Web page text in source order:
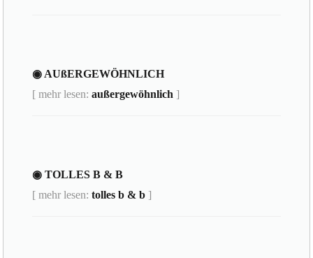
◉ AUßERGEWÖHNLICH
[ mehr lesen:außergewöhnlich ]
◉ TOLLES B & B
[ mehr lesen:tolles b & b ]